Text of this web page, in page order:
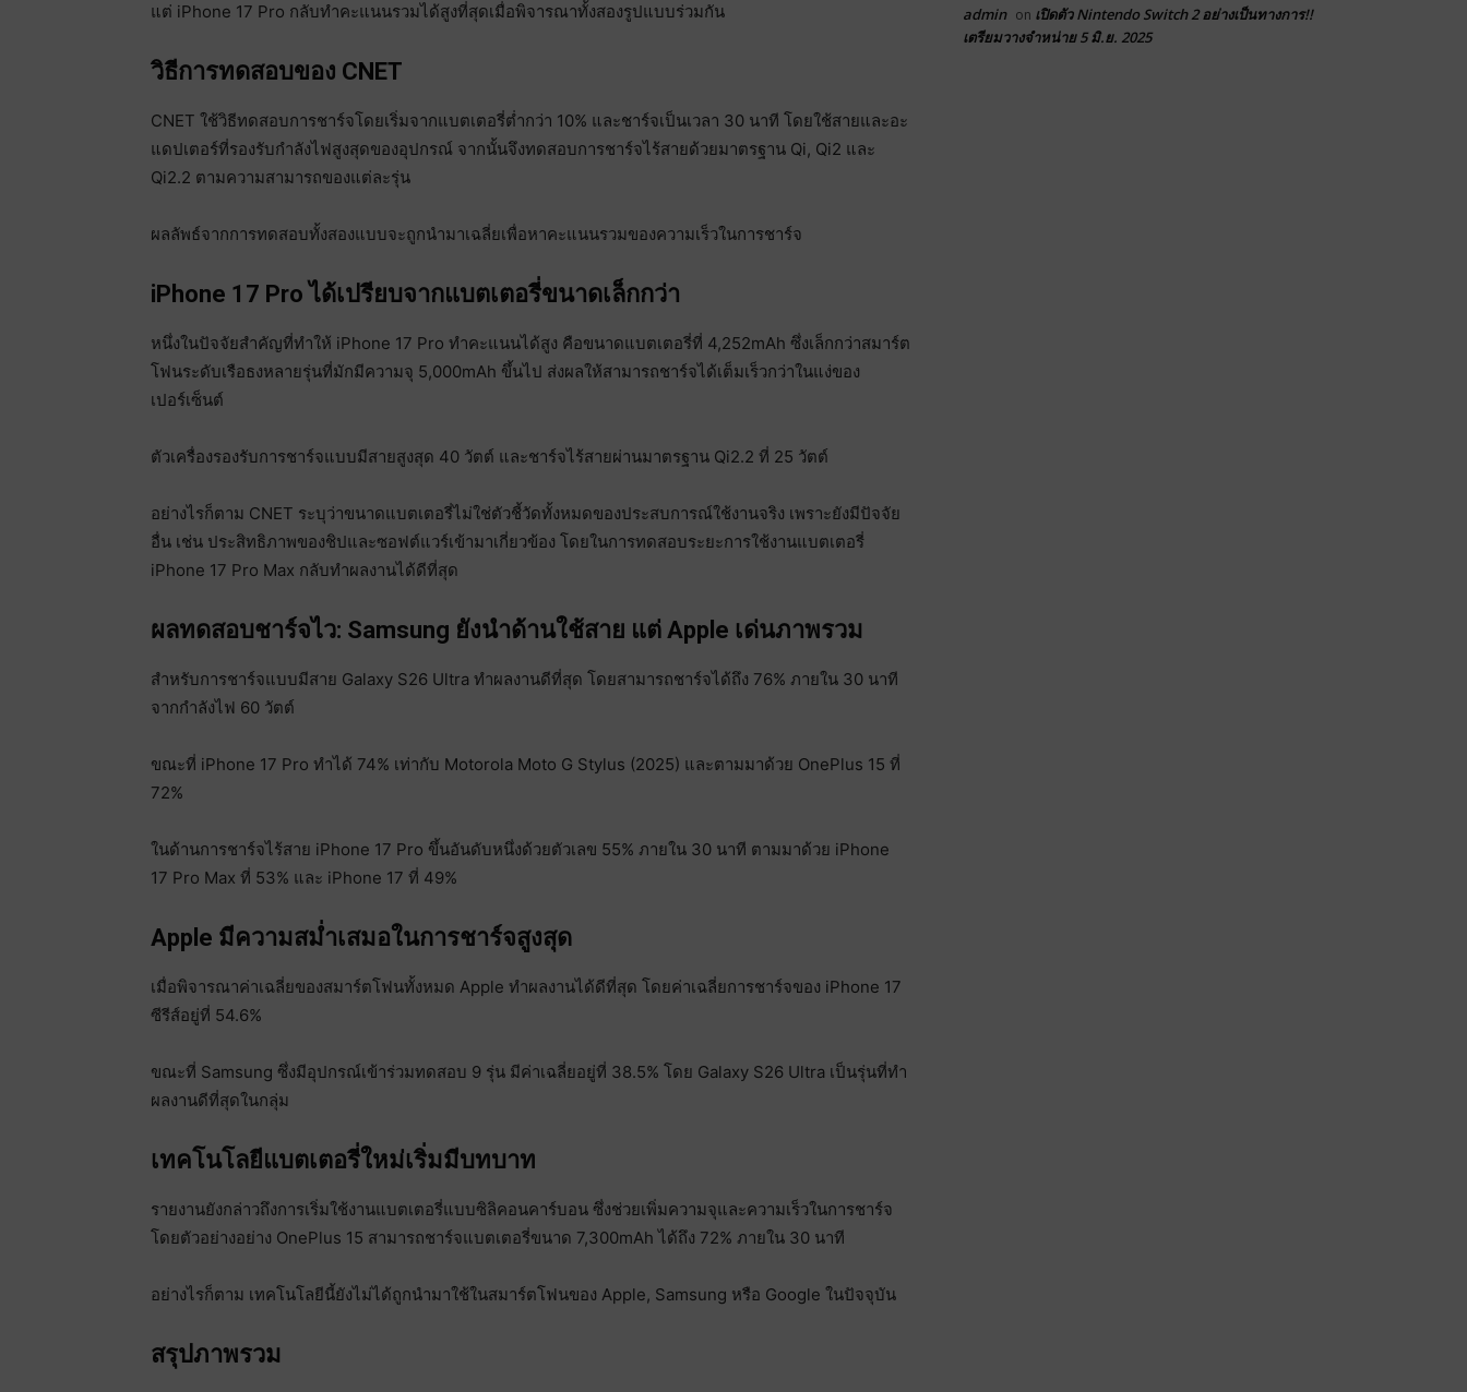
แต่ iPhone 17 Pro กลับทำคะแนนรวมได้สูงที่สุดเมื่อพิจารณาทั้งสองรูปแบบร่วมกัน
วิธีการทดสอบของ CNET
CNET ใช้วิธีทดสอบการชาร์จโดยเริ่มจากแบตเตอรี่ต่ำกว่า 10% และชาร์จเป็นเวลา 30 นาที โดยใช้สายและอะ
แดปเตอร์ที่รองรับกำลังไฟสูงสุดของอุปกรณ์ จากนั้นจึงทดสอบการชาร์จไร้สายด้วยมาตรฐาน Qi, Qi2 และ
Qi2.2 ตามความสามารถของแต่ละรุ่น
ผลลัพธ์จากการทดสอบทั้งสองแบบจะถูกนำมาเฉลี่ยเพื่อหาคะแนนรวมของความเร็วในการชาร์จ
iPhone 17 Pro ได้เปรียบจากแบตเตอรี่ขนาดเล็กกว่า
หนึ่งในปัจจัยสำคัญที่ทำให้ iPhone 17 Pro ทำคะแนนได้สูง คือขนาดแบตเตอรี่ที่ 4,252mAh ซึ่งเล็กกว่าสมาร์ต
โฟนระดับเรือธงหลายรุ่นที่มักมีความจุ 5,000mAh ขึ้นไป ส่งผลให้สามารถชาร์จได้เต็มเร็วกว่าในแง่ของ
เปอร์เซ็นต์
ตัวเครื่องรองรับการชาร์จแบบมีสายสูงสุด 40 วัตต์ และชาร์จไร้สายผ่านมาตรฐาน Qi2.2 ที่ 25 วัตต์
อย่างไรก็ตาม CNET ระบุว่าขนาดแบตเตอรี่ไม่ใช่ตัวชี้วัดทั้งหมดของประสบการณ์ใช้งานจริง เพราะยังมีปัจจัย
อื่น เช่น ประสิทธิภาพของชิปและซอฟต์แวร์เข้ามาเกี่ยวข้อง โดยในการทดสอบระยะการใช้งานแบตเตอรี่
iPhone 17 Pro Max กลับทำผลงานได้ดีที่สุด
ผลทดสอบชาร์จไว: Samsung ยังนำด้านใช้สาย แต่ Apple เด่นภาพรวม
สำหรับการชาร์จแบบมีสาย Galaxy S26 Ultra ทำผลงานดีที่สุด โดยสามารถชาร์จได้ถึง 76% ภายใน 30 นาที
จากกำลังไฟ 60 วัตต์
ขณะที่ iPhone 17 Pro ทำได้ 74% เท่ากับ Motorola Moto G Stylus (2025) และตามมาด้วย OnePlus 15 ที่
72%
ในด้านการชาร์จไร้สาย iPhone 17 Pro ขึ้นอันดับหนึ่งด้วยตัวเลข 55% ภายใน 30 นาที ตามมาด้วย iPhone
17 Pro Max ที่ 53% และ iPhone 17 ที่ 49%
Apple มีความสม่ำเสมอในการชาร์จสูงสุด
เมื่อพิจารณาค่าเฉลี่ยของสมาร์ตโฟนทั้งหมด Apple ทำผลงานได้ดีที่สุด โดยค่าเฉลี่ยการชาร์จของ iPhone 17
ซีรีส์อยู่ที่ 54.6%
ขณะที่ Samsung ซึ่งมีอุปกรณ์เข้าร่วมทดสอบ 9 รุ่น มีค่าเฉลี่ยอยู่ที่ 38.5% โดย Galaxy S26 Ultra เป็นรุ่นที่ทำ
ผลงานดีที่สุดในกลุ่ม
เทคโนโลยีแบตเตอรี่ใหม่เริ่มมีบทบาท
รายงานยังกล่าวถึงการเริ่มใช้งานแบตเตอรี่แบบซิลิคอนคาร์บอน ซึ่งช่วยเพิ่มความจุและความเร็วในการชาร์จ
โดยตัวอย่างอย่าง OnePlus 15 สามารถชาร์จแบตเตอรี่ขนาด 7,300mAh ได้ถึง 72% ภายใน 30 นาที
อย่างไรก็ตาม เทคโนโลยีนี้ยังไม่ได้ถูกนำมาใช้ในสมาร์ตโฟนของ Apple, Samsung หรือ Google ในปัจจุบัน
สรุปภาพรวม
admin on เปิดตัว Nintendo Switch 2 อย่างเป็นทางการ!!
เตรียมวางจำหน่าย 5 มิ.ย. 2025